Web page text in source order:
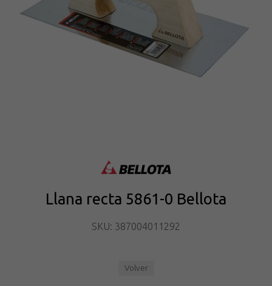
Llana recta 5861-0 Bellota
SKU: 387004011292
Volver